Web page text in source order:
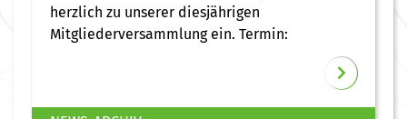
herzlich zu unserer diesjährigen
Mitgliederversammlung ein. Termin: